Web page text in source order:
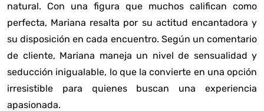
natural. Con una figura que muchos califican como
perfecta, Mariana resalta por su actitud encantadora y
su disposición en cada encuentro. Según un comentario
de cliente, Mariana maneja un nivel de sensualidad y
seducción inigualable, lo que la convierte en una opción
irresistible para quienes buscan una experiencia
apasionada.